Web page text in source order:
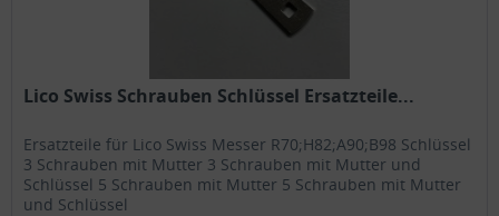
Lico Swiss Schrauben Schlüssel Ersatzteile...
Ersatzteile für Lico Swiss Messer R70;H82;A90;B98 Schlüssel
3 Schrauben mit Mutter 3 Schrauben mit Mutter und
Schlüssel 5 Schrauben mit Mutter 5 Schrauben mit Mutter
und Schlüssel